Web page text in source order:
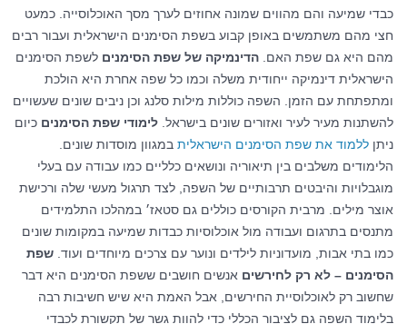
כבדי שמיעה והם מהווים שמונה אחוזים לערך מסך האוכלוסייה. כמעט
חצי מהם משתמשים באופן קבוע בשפת הסימנים הישראלית ועבור רבים
מהם היא גם שפת האם. הדינמיקה של שפת הסימנים לשפת הסימנים
הישראלית דינמיקה ייחודית משלה וכמו כל שפה אחרת היא הולכת
ומתפתחת עם הזמן. השפה כוללות מילות סלנג וכן ניבים שונים שעשויים
להשתנות מעיר לעיר ואזורים שונים בישראל. לימודי שפת הסימנים כיום
ניתן ללמוד את שפת הסימנים הישראלית במגוון מוסדות שונים.
הלימודים משלבים בין תיאוריה ונושאים כלליים כמו עבודה עם בעלי
מוגבלויות והיבטים תרבותיים של השפה, לצד תרגול מעשי שלה ורכישת
אוצר מילים. מרבית הקורסים כוללים גם סטאז׳ במהלכו התלמידים
מתנסים בתרגום ועבודה מול אוכלוסיות כבדות שמיעה במקומות שונים
כמו בתי אבות, מועדוניות לילדים ונוער עם צרכים מיוחדים ועוד. שפת
הסימנים – לא רק לחירשים אנשים חושבים ששפת הסימנים היא דבר
שחשוב רק לאוכלוסיית החירשים, אבל האמת היא שיש חשיבות רבה
בלימוד השפה גם לציבור הכללי כדי להוות גשר של תקשורת לכבדי